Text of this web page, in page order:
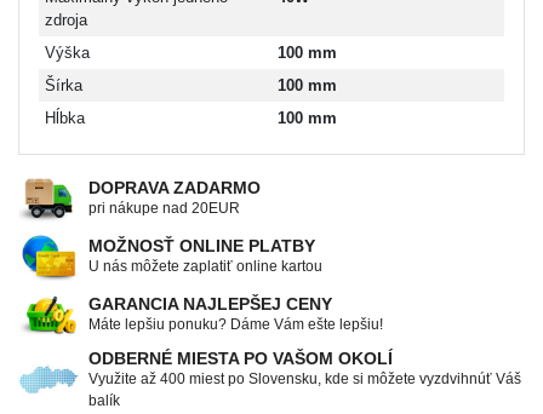
zdroja
Výška
100 mm
Šírka
100 mm
Hĺbka
100 mm
DOPRAVA ZADARMO
pri nákupe nad 20EUR
MOŽNOSŤ ONLINE PLATBY
U nás môžete zaplatiť online kartou
GARANCIA NAJLEPŠEJ CENY
Máte lepšiu ponuku? Dáme Vám ešte lepšiu!
ODBERNÉ MIESTA PO VAŠOM OKOLÍ
Využite až 400 miest po Slovensku, kde si môžete vyzdvihnúť Váš
balík